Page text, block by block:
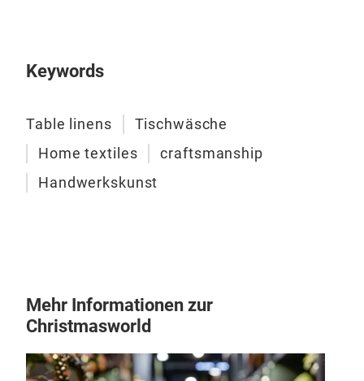
Keywords
Table linens
Tischwäsche
Home textiles
craftsmanship
Handwerkskunst
Mehr Informationen zur
Christmasworld